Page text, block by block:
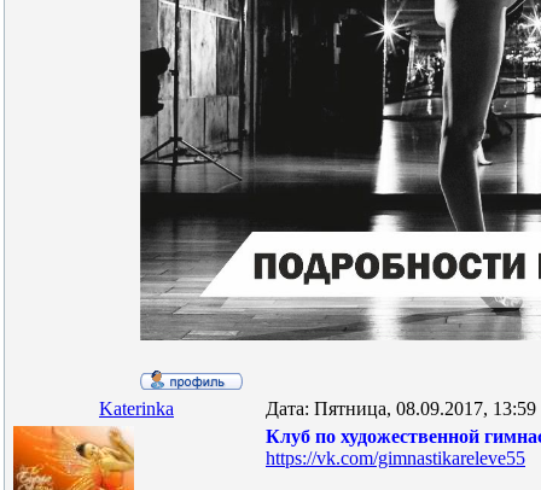
Katerinka Дата: Пятница, 08.09.2017,
Клуб по художественной
https://vk.com/gimnastikareleve55